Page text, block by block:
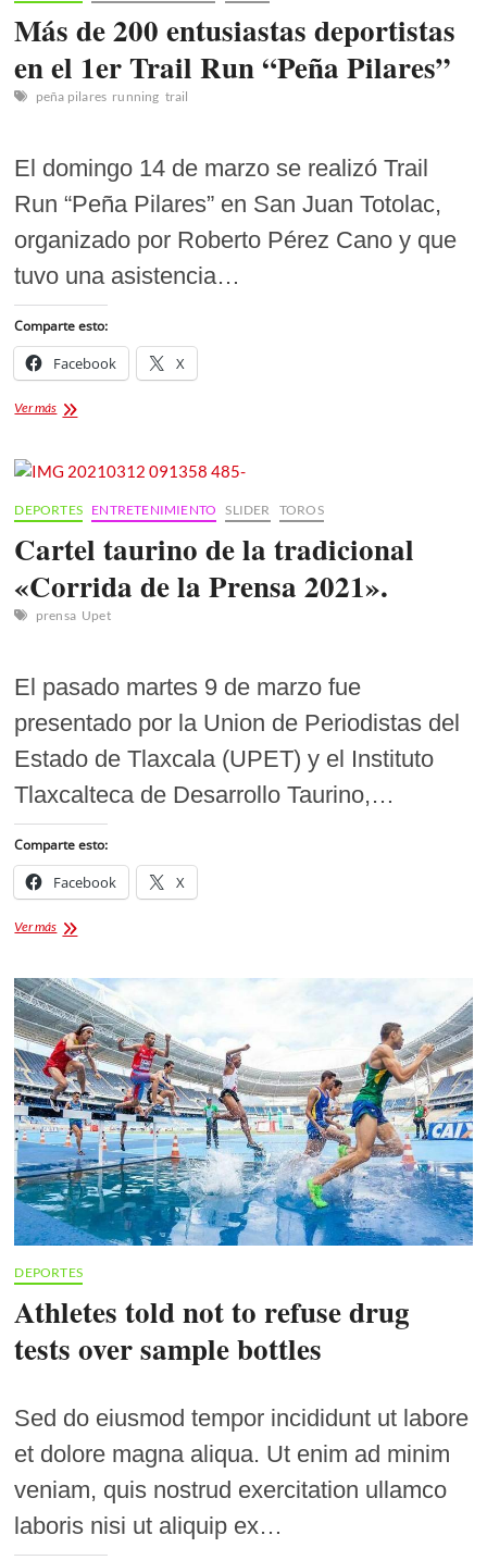
Más de 200 entusiastas deportistas
en el 1er Trail Run “Peña Pilares”
peña pilares running trail
El domingo 14 de marzo se realizó Trail
Run “Peña Pilares” en San Juan Totolac,
organizado por Roberto Pérez Cano y que
tuvo una asistencia…
Comparte esto:
Facebook X
Ver másMás
entusiastas
en
el
1er
Trail
Run
“Peña
Pilares”
DEPORTES ENTRETENIMIENTO SLIDER TOROS
Cartel taurino de la tradicional
«Corrida de la Prensa 2021».
prensa Upet
El pasado martes 9 de marzo fue
presentado por la Union de Periodistas del
Estado de Tlaxcala (UPET) y el Instituto
Tlaxcalteca de Desarrollo Taurino,…
Comparte esto:
Facebook X
Ver másCartel
la
tradicional
«Corrida
de
la
Prensa
2021».
DEPORTES
Athletes told not to refuse drug
tests over sample bottles
Sed do eiusmod tempor incididunt ut labore
et dolore magna aliqua. Ut enim ad minim
veniam, quis nostrud exercitation ullamco
laboris nisi ut aliquip ex…